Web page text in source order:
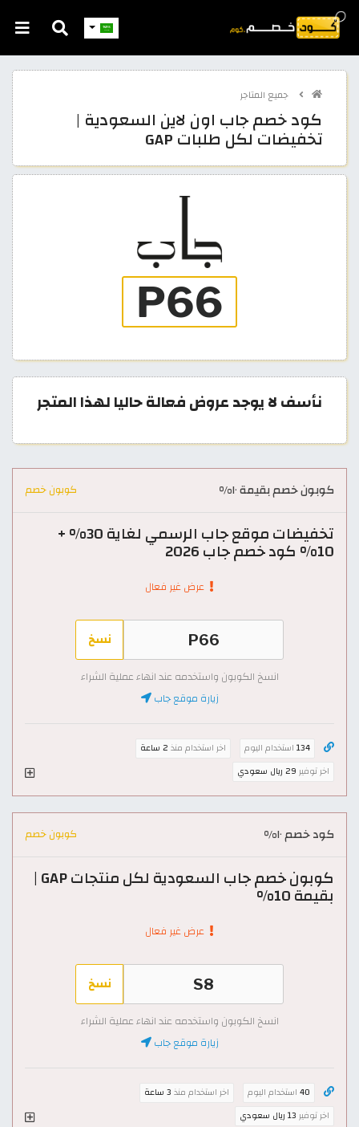
جميع المتاجر
كود خصم جاب اون لاين السعودية |
تخفيضات لكل طلبات GAP
نأسف لا يوجد عروض فعالة حاليا لهذا المتجر
كوبون خصم بقيمة ١٠% كوبون خصم
تخفيضات موقع جاب الرسمي لغاية 30% +
10% كود خصم جاب 2026
عرض غير فعال
نسخ
انسخ الكوبون واستخدمه عند انهاء عملية الشراء
زيارة موقع جاب
134 استخدام اليوم اخر استخدام منذ 2 ساعة
اخر توفير 29 ريال سعودي
كود خصم ١٠% كوبون خصم
كوبون خصم جاب السعودية لكل منتجات GAP |
بقيمة 10%
عرض غير فعال
نسخ
انسخ الكوبون واستخدمه عند انهاء عملية الشراء
زيارة موقع جاب
40 استخدام اليوم اخر استخدام منذ 3 ساعة
اخر توفير 13 ريال سعودي